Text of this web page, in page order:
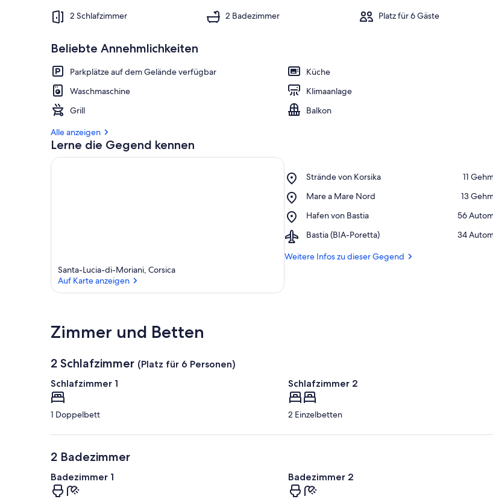
2 Schlafzimmer 2 Badezimmer Platz für 6 Gäste
Beliebte Annehmlichkeiten
Parkplätze auf dem Gelände verfügbar
Küche
Waschmaschine
Klimaanlage
Grill
Balkon
Alle anzeigen
Lerne die Gegend kennen
Santa-Lucia-di-Moriani, Corsica
Auf Karte anzeigen
Strände von Korsika
Place,
von
‪11
Mare a Mare Nord
Place,
a
Nord
‪13
Hafen von Bastia
Place,
von
‪56
Bastia (BIA-Poretta)
Airport,
(BIA-
‪34
Weitere Infos zu dieser Gegend
Zimmer und Betten
2 Schlafzimmer (Platz für 6 Personen)
Schlafzimmer 1
1 Doppelbett
Schlafzimmer 2
2 Einzelbetten
2 Badezimmer
Badezimmer 1 Badezimmer 2